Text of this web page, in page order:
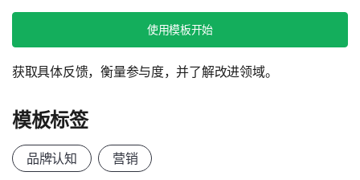
使用模板开始
获取具体反馈，衡量参与度，并了解改进领域。
模板标签
品牌认知 营销